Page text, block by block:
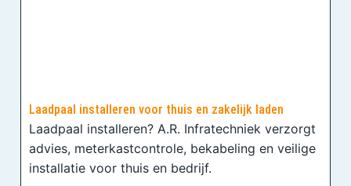
Laadpaal installeren voor thuis en zakelijk laden
Laadpaal installeren? A.R. Infratechniek verzorgt
advies, meterkastcontrole, bekabeling en veilige
installatie voor thuis en bedrijf.